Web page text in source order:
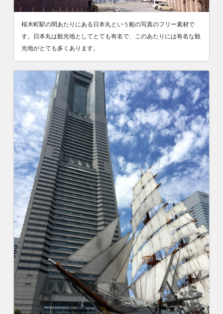
桜木町駅の間あたりにある日本丸という船の写真のフリー素材で
す。日本丸は観光地としてとても有名で、このあたりには有名な観
光地がとても多くあります。